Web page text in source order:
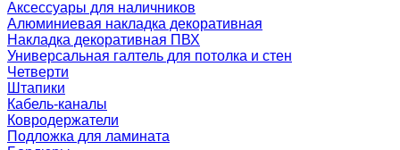
Аксессуары для наличников
Алюминиевая накладка декоративная
Накладка декоративная ПВХ
Универсальная галтель для потолка и стен
Четверти
Штапики
Кабель-каналы
Ковродержатели
Подложка для ламината